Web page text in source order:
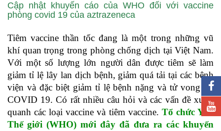
Cập nhật khuyến cáo của WHO đối với vaccine
phòng covid 19 của aztrazeneca
Tiêm vaccine thần tốc đang là một trong những vũ
khí quan trọng trong phòng chống dịch tại Việt Nam.
Với một số lượng lớn người dân được tiêm sẽ làm
giảm tỉ lệ lây lan dịch bệnh, giảm quá tải tại các bệnh
viện và đặc biệt giảm tỉ lệ bệnh nặng và tử vong do
COVID 19. Có rất nhiều câu hỏi và các vấn đề xung
quanh các loại vaccine và tiêm vaccine. Tổ chức Y tế
Thế giới (WHO) mới đây đã đưa ra các khuyến